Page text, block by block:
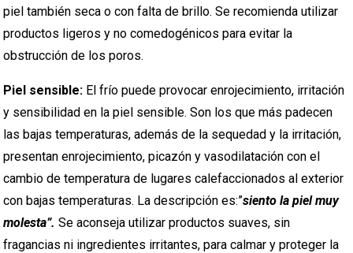
piel también seca o con falta de brillo. Se recomienda utilizar
productos ligeros y no comedogénicos para evitar la
obstrucción de los poros.
Piel sensible: El frío puede provocar enrojecimiento, irritación
y sensibilidad en la piel sensible. Son los que más padecen
las bajas temperaturas, además de la sequedad y la irritación,
presentan enrojecimiento, picazón y vasodilatación con el
cambio de temperatura de lugares calefaccionados al exterior
con bajas temperaturas. La descripción es:”siento la piel muy
molesta”. Se aconseja utilizar productos suaves, sin
fragancias ni ingredientes irritantes, para calmar y proteger la